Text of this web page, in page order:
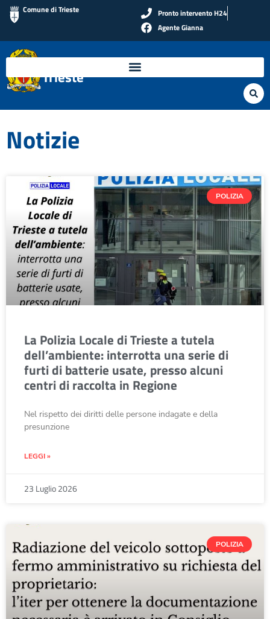
Comune di Trieste
Pronto intervento H24
Agente Gianna
Polizia Locale di
Trieste
Notizie
POLIZIA
La Polizia Locale di Trieste a tutela
dell’ambiente: interrotta una serie di
furti di batterie usate, presso alcuni
centri di raccolta in Regione
Nel rispetto dei diritti delle persone indagate e della
presunzione
LEGGI »
23 Luglio 2026
POLIZIA